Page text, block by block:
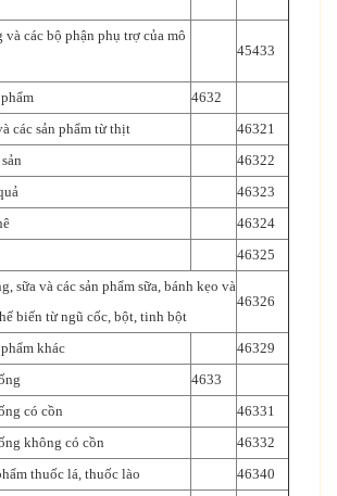
các bộ phận phụ trợ của mô
45433
4632
các sản phẩm từ thịt
46321
46322
46323
46324
46325
sữa và các sản phẩm sữa, bánh kẹo và
biến từ ngũ cốc, bột, tinh bột
46326
khác
46329
4633
có cồn
46331
không có cồn
46332
thuốc lá, thuốc lào
46340